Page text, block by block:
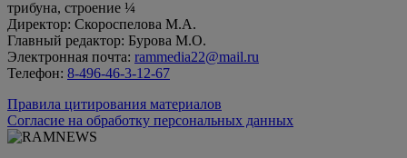
трибуна, строение ¼
Директор: Скороспелова М.А.
Главный редактор: Бурова М.О.
Электронная почта: rammedia22@mail.ru
Телефон: 8-496-46-3-12-67
Правила цитирования материалов
Согласие на обработку персональных данных